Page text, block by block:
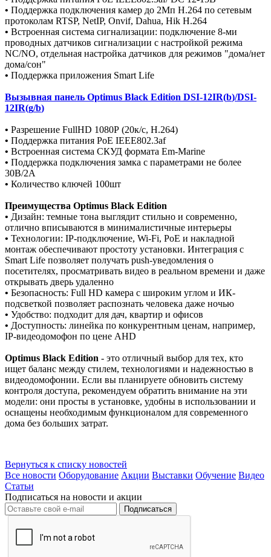
• Поддержка подключения камер до 2Мп H.264 по сетевым
протоколам RTSP, NetIP, Onvif, Dahua, Hik H.264
• Встроенная система сигнализации: подключение 8-ми
проводных датчиков сигнализации с настройкой режима
NC/NO, отдельная настройка датчиков для режимов "дома/нет
дома/сон"
• Поддержка приложения Smart Life
Вызывная панель Optimus Black Edition DSI-12IR(b)/DSI-
12IR(g/b)
• Разрешение FullHD 1080Р (20к/с, H.264)
• Поддержка питания PoE IEEE802.3af
• Встроенная система СКУД формата Em-Marine
• Поддержка подключения замка с параметрами не более
30В/2А
• Количество ключей 100шт
Преимущества Optimus Black Edition
• Дизайн: темные тона выглядит стильно и современно,
отлично вписываются в минималистичные интерьеры
• Технологии: IP-подключение, Wi-Fi, PoE и накладной
монтаж обеспечивают простоту установки. Интеграция с
Smart Life позволяет получать push-уведомления о
посетителях, просматривать видео в реальном времени и даже
открывать дверь удаленно
• Безопасность: Full HD камера с широким углом и ИК-
подсветкой позволяет распознать человека даже ночью
• Удобство: подходит для дач, квартир и офисов
• Доступность: линейка по конкурентным ценам, например,
IP-видеодомофон по цене AHD
Optimus Black Edition - это отличный выбор для тех, кто
ищет баланс между стилем, технологиями и надежностью в
видеодомофонии. Если вы планируете обновить систему
контроля доступа, рекомендуем обратить внимание на эти
модели: они просты в установке, удобны в использовании и
оснащены необходимым функционалом для современного
дома без больших затрат.
Вернуться к списку новостей
Все новости Оборудование Акции Выставки Обучение Видео
Статьи
Подписаться на новости и акции
Подписаться